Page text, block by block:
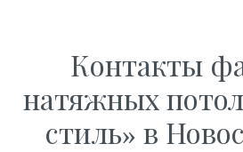
Контакты
натяжных
стиль» в